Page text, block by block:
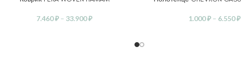
7.460₽ – 33.900₽ 1.000₽ – 6.550₽